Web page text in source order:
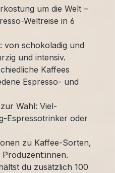
um die Welt –
Weltreise in 6
von schokoladig und
und intensiv.
Kaffees
Espresso- und
Wahl: Viel-
Espressotrinker oder
zu Kaffee-Sorten,
du zusätzlich 100